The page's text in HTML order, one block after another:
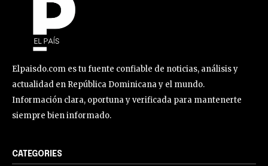
Elpaisdo.com es tu fuente confiable de noticias, análisis y
actualidad en República Dominicana y el mundo.
Información clara, oportuna y verificada para mantenerte
siempre bien informado.
CATEGORIES